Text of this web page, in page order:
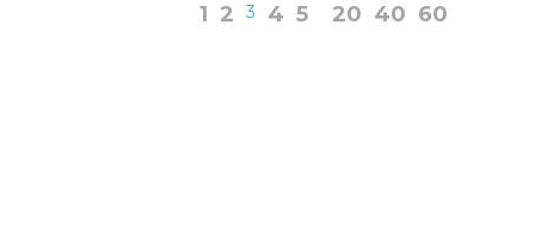
1 2 3 4 5 20 40 60